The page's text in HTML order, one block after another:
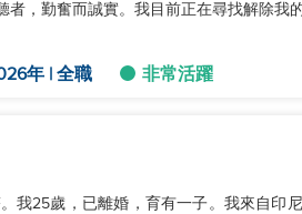
，勤奮而誠實。我目前正在尋找解除我
年 | 全職 非常活躍
我25歲，已離婚，育有一子。我來自印